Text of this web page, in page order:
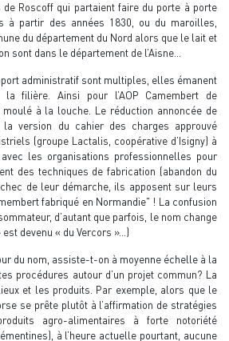
de Roscoff qui partaient faire du porte à porte
à partir des années 1830, ou du maroilles,
du département du Nord alors que le lait et
sont dans le département de l’Aisne…
administratif sont multiples, elles émanent
filière. Ainsi pour l’AOP Camembert de
à la louche. Le réduction annoncée de
la version du cahier des charges approuvé
(groupe Lactalis, coopérative d’Isigny) à
les organisations professionnelles pour
des techniques de fabrication (abandon du
de leur démarche, ils apposent sur leurs
fabriqué en Normandie" ! La confusion
d’autant que parfois, le nom change
devenu « du Vercors »…)
du nom, assiste-t-on à moyenne échelle à la
procédures autour d’un projet commun? La
et les produits. Par exemple, alors que le
se prête plutôt à l’affirmation de stratégies
agro-alimentaires à forte notoriété
à l’heure actuelle pourtant, aucune